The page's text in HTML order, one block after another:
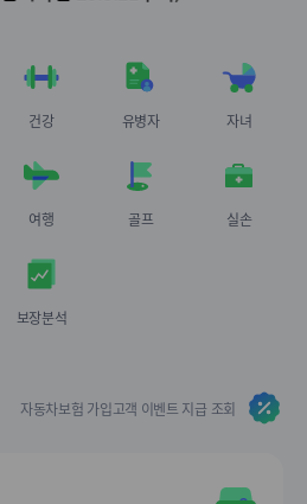
건강 유병자 자녀
여행 골프 실손
보장분석
자동차보험 가입고객 이벤트 지급 조회